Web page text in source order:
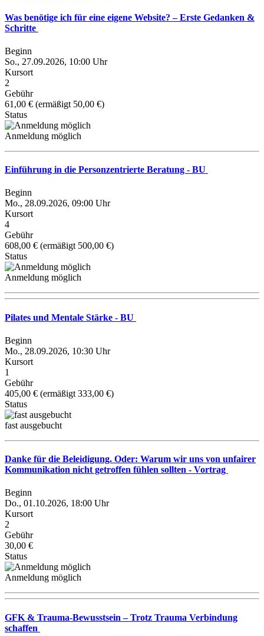
Was benötige ich für eine eigene Website? – Erste Gedanken &
Schritte
Beginn
So., 27.09.2026, 10:00 Uhr
Kursort
2
Gebühr
61,00 € (ermäßigt 50,00 €)
Status
Anmeldung möglich
Einführung in die Personzentrierte Beratung - BU
Beginn
Mo., 28.09.2026, 09:00 Uhr
Kursort
4
Gebühr
608,00 € (ermäßigt 500,00 €)
Status
Anmeldung möglich
Pilates und Mentale Stärke - BU
Beginn
Mo., 28.09.2026, 10:30 Uhr
Kursort
1
Gebühr
405,00 € (ermäßigt 333,00 €)
Status
fast ausgebucht
Danke für die Beleidigung. Oder: Warum wir uns von unfairer
Kommunikation nicht getroffen fühlen sollten - Vortrag
Beginn
Do., 01.10.2026, 18:00 Uhr
Kursort
2
Gebühr
30,00 €
Status
Anmeldung möglich
GFK & Trauma-Bewusstsein – Trotz Trauma Verbindung
schaffen